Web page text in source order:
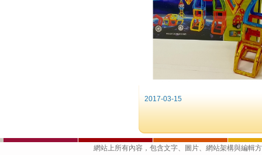
2017-03-15
網站上所有內容，包含文字、圖片、網站架構與編輯